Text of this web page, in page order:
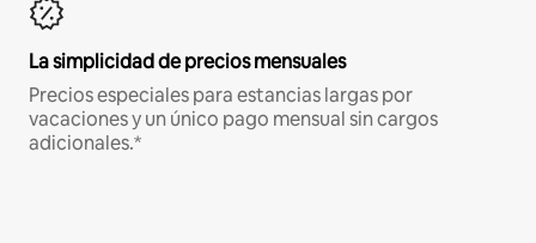
La simplicidad de precios mensuales
Precios especiales para estancias largas por
vacaciones y un único pago mensual sin cargos
adicionales.*